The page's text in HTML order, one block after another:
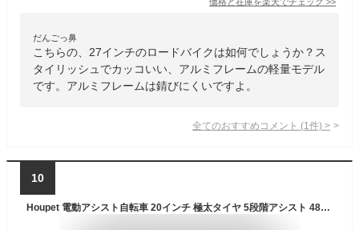
だんごっ鼻
こちらの、27インチのロードバイクは如何でしょうか？ス
タイリッシュでカッコいい、アルミフレームの軽量モデル
です。アルミフレームは錆びにくいですよ。
全てのおすすめコメント (1 件) >
10
Houpet 電動アシスト自転車 20インチ 極太タイヤ 5段階アシスト 48V10Ah大容量バッテリー シマノ7段変速 頑丈性 耐震性 通勤 IP54防水 取り付け簡単 日本語取扱説明書 公道可 ブラック 005+